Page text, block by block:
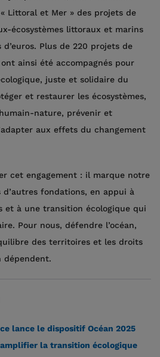
Littoral et Mer » des projets de
écosystèmes littoraux et marins
Plus de 220 projets de
ainsi été accompagnés pour
juste et solidaire du
et restaurer les écosystèmes,
nature, prévenir et
aux effets du changement
cet engagement : il marque notre
d’autres fondations, en appui à
et à une transition écologique qui
Pour nous, défendre l’océan,
des territoires et les droits
dépendent.
lance le dispositif Océan 2025
la transition écologique